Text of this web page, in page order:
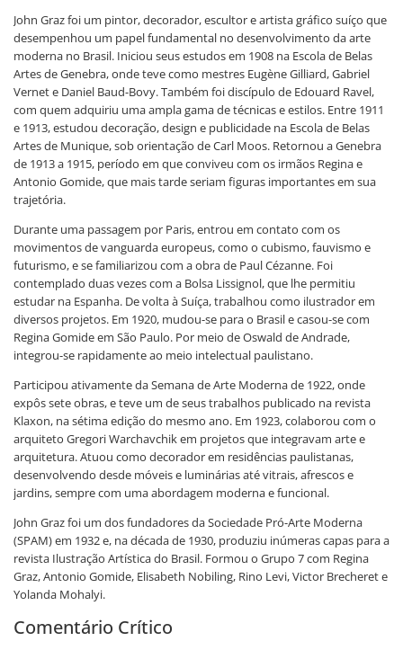
John Graz foi um pintor, decorador, escultor e artista gráfico suíço que
desempenhou um papel fundamental no desenvolvimento da arte
moderna no Brasil. Iniciou seus estudos em 1908 na Escola de Belas
Artes de Genebra, onde teve como mestres Eugène Gilliard, Gabriel
Vernet e Daniel Baud-Bovy. Também foi discípulo de Edouard Ravel,
com quem adquiriu uma ampla gama de técnicas e estilos. Entre 1911
e 1913, estudou decoração, design e publicidade na Escola de Belas
Artes de Munique, sob orientação de Carl Moos. Retornou a Genebra
de 1913 a 1915, período em que conviveu com os irmãos Regina e
Antonio Gomide, que mais tarde seriam figuras importantes em sua
trajetória.
Durante uma passagem por Paris, entrou em contato com os
movimentos de vanguarda europeus, como o cubismo, fauvismo e
futurismo, e se familiarizou com a obra de Paul Cézanne. Foi
contemplado duas vezes com a Bolsa Lissignol, que lhe permitiu
estudar na Espanha. De volta à Suíça, trabalhou como ilustrador em
diversos projetos. Em 1920, mudou-se para o Brasil e casou-se com
Regina Gomide em São Paulo. Por meio de Oswald de Andrade,
integrou-se rapidamente ao meio intelectual paulistano.
Participou ativamente da Semana de Arte Moderna de 1922, onde
expôs sete obras, e teve um de seus trabalhos publicado na revista
Klaxon, na sétima edição do mesmo ano. Em 1923, colaborou com o
arquiteto Gregori Warchavchik em projetos que integravam arte e
arquitetura. Atuou como decorador em residências paulistanas,
desenvolvendo desde móveis e luminárias até vitrais, afrescos e
jardins, sempre com uma abordagem moderna e funcional.
John Graz foi um dos fundadores da Sociedade Pró-Arte Moderna
(SPAM) em 1932 e, na década de 1930, produziu inúmeras capas para a
revista Ilustração Artística do Brasil. Formou o Grupo 7 com Regina
Graz, Antonio Gomide, Elisabeth Nobiling, Rino Levi, Victor Brecheret e
Yolanda Mohalyi.
Comentário Crítico